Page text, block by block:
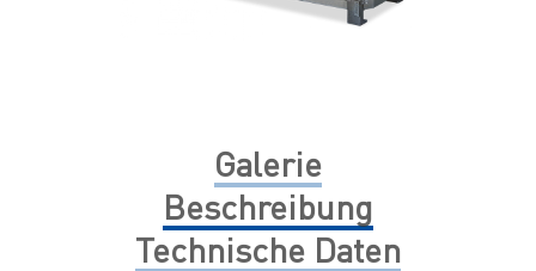
Galerie
Beschreibung
Technische Daten